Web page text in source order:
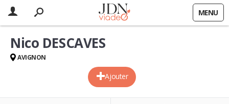
MENU
Ajouter
Nico DESCAVES
AVIGNON